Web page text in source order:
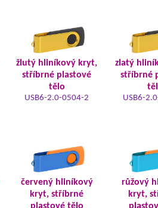
žlutý hliníkový kryt,
stříbrné plastové
tělo
USB6-2.0-0504-2
zlatý
stříbrné
USB6-
červený hliníkový
kryt, stříbrné
růžový
kryt,